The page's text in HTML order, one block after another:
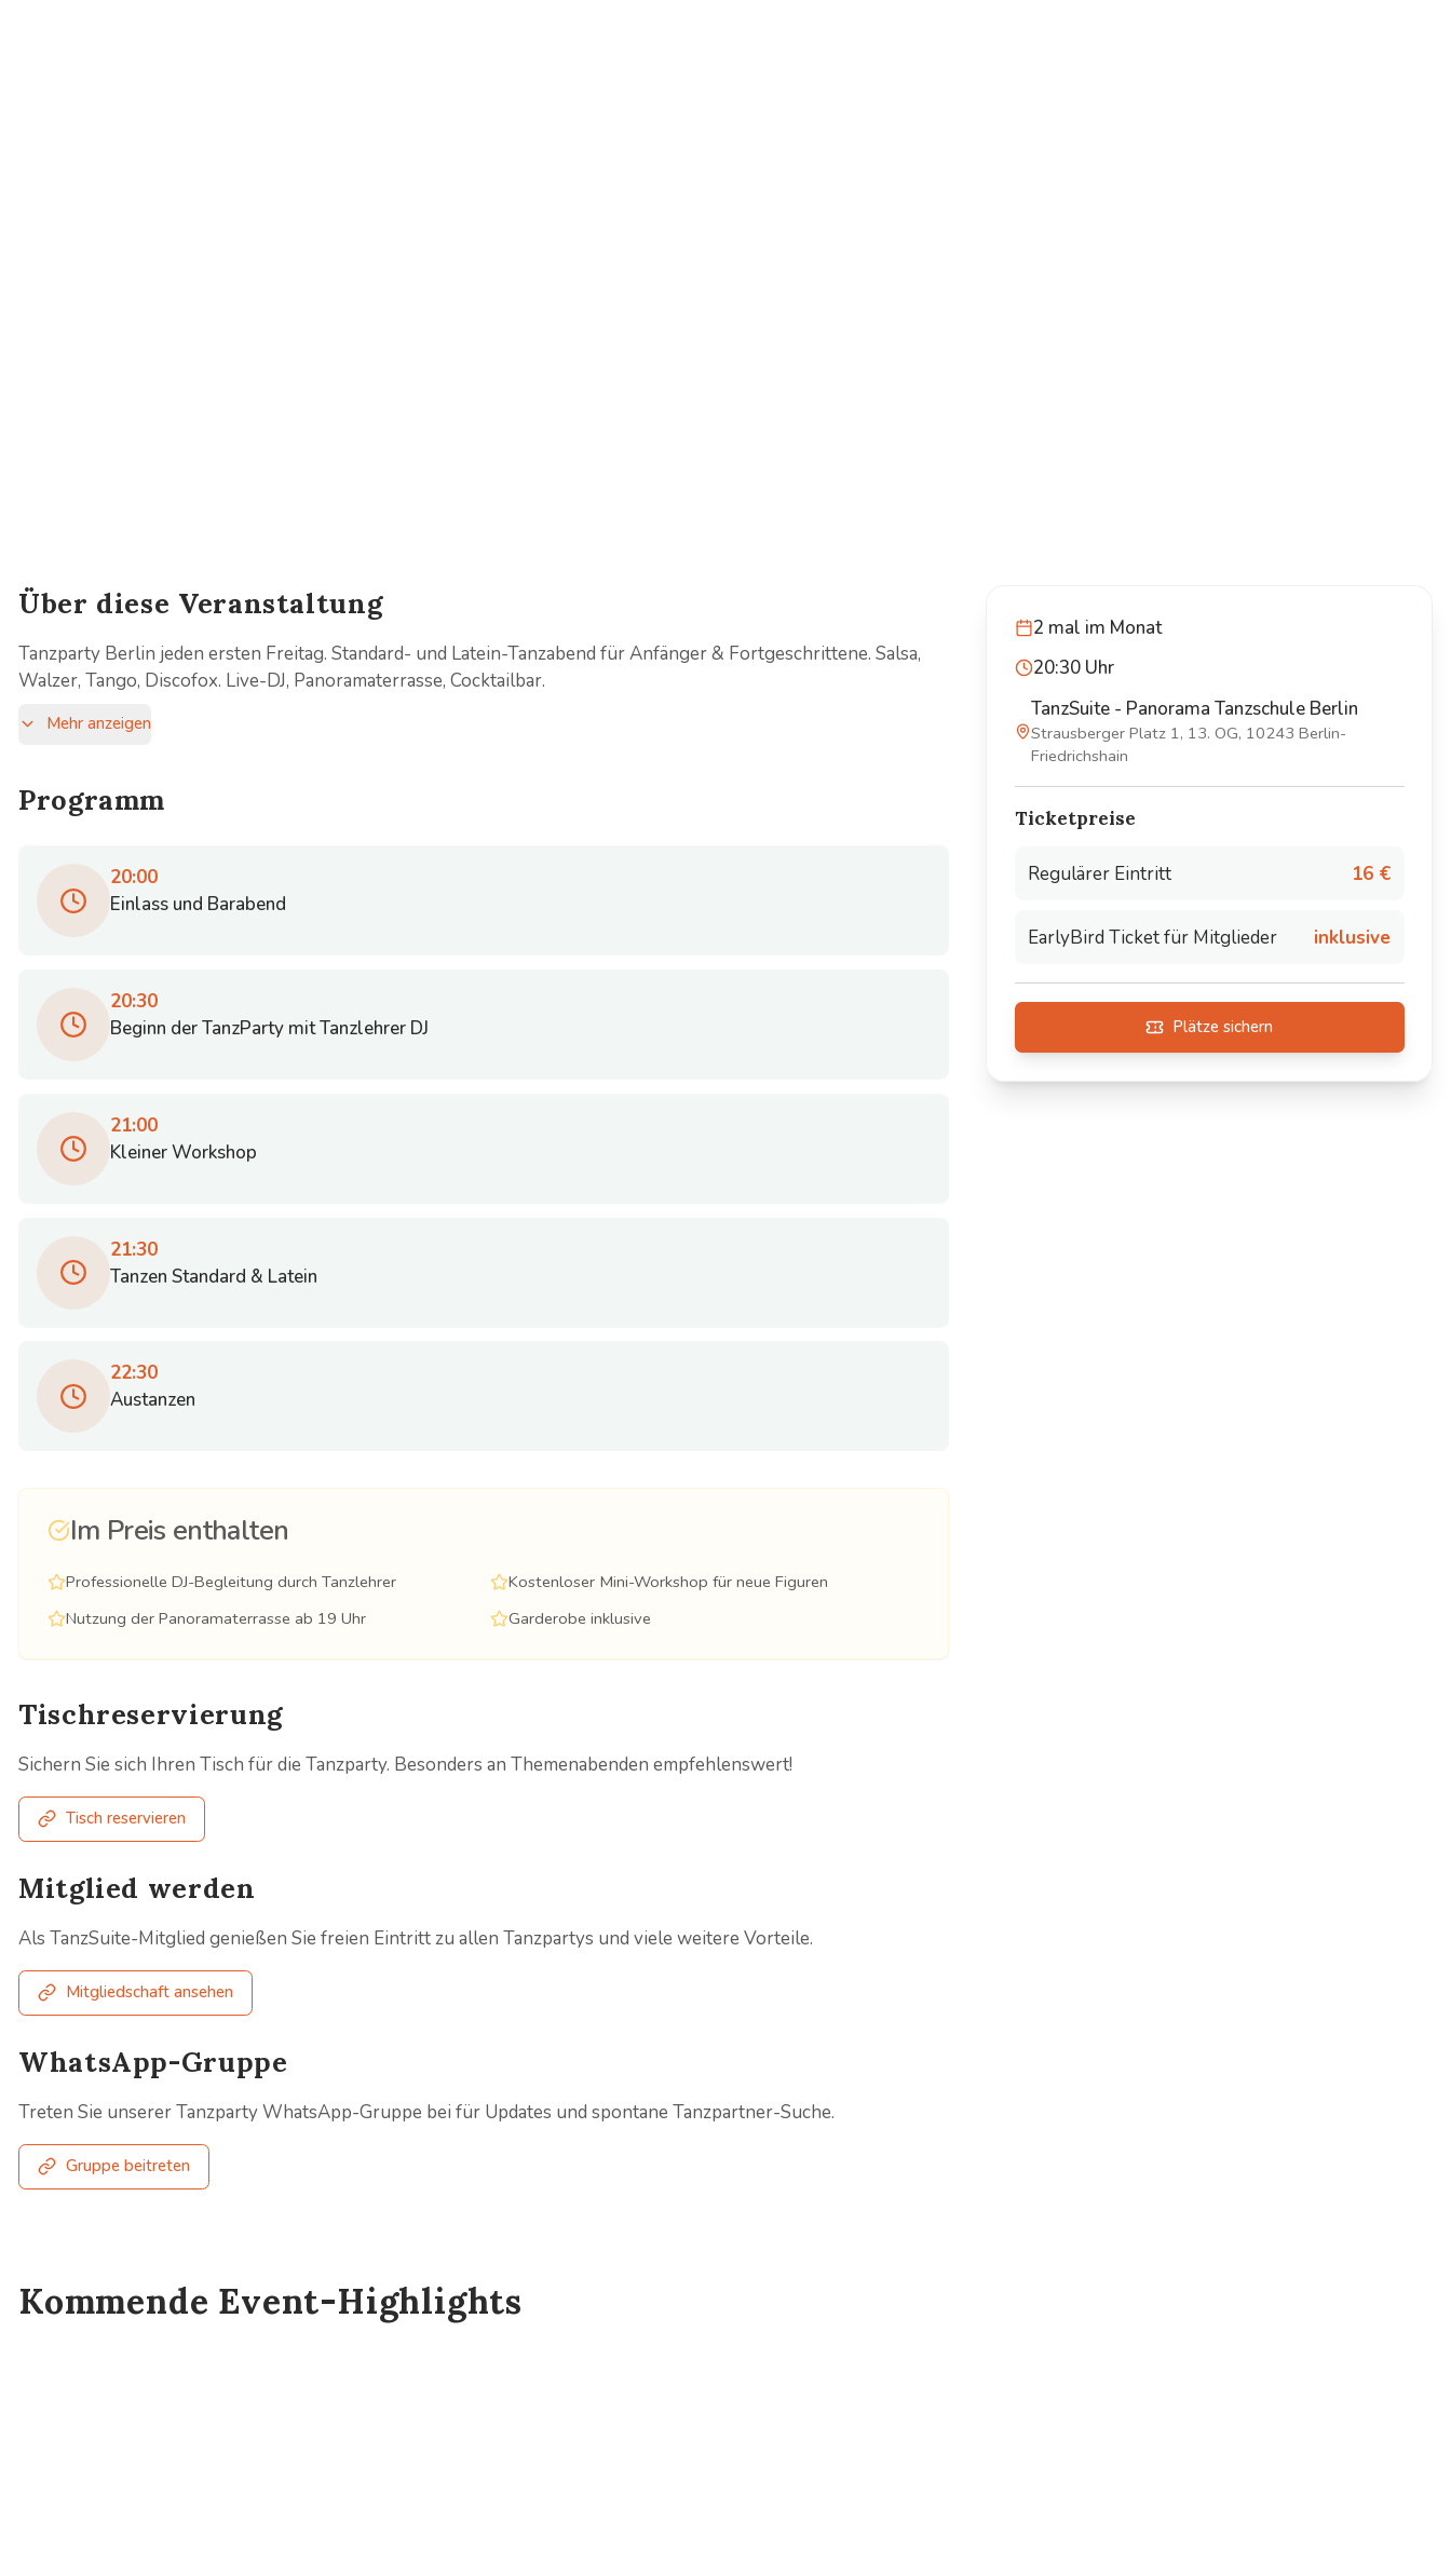
Über diese Veranstaltung
Tanzparty Berlin jeden ersten Freitag. Standard- und Latein-Tanzabend für Anfänger & Fortgeschrittene. Salsa,
Walzer, Tango, Discofox. Live-DJ, Panoramaterrasse, Cocktailbar.
Mehr anzeigen
Programm
20:00
Einlass und Barabend
20:30
Beginn der TanzParty mit Tanzlehrer DJ
21:00
Kleiner Workshop
21:30
Tanzen Standard & Latein
22:30
Austanzen
Im Preis enthalten
Professionelle DJ-Begleitung durch Tanzlehrer
Kostenloser Mini-Workshop für neue Figuren
Nutzung der Panoramaterrasse ab 19 Uhr
Garderobe inklusive
Tischreservierung
Sichern Sie sich Ihren Tisch für die Tanzparty. Besonders an Themenabenden empfehlenswert!
Tisch reservieren
Mitglied werden
Als TanzSuite-Mitglied genießen Sie freien Eintritt zu allen Tanzpartys und viele weitere Vorteile.
Mitgliedschaft ansehen
WhatsApp-Gruppe
Treten Sie unserer Tanzparty WhatsApp-Gruppe bei für Updates und spontane Tanzpartner-Suche.
Gruppe beitreten
2 mal im Monat
20:30Uhr
TanzSuite - Panorama Tanzschule Berlin
Strausberger Platz 1, 13. OG, 10243 Berlin-
Friedrichshain
Ticketpreise
Regulärer Eintritt 16 €
EarlyBird Ticket für Mitglieder inklusive
Plätze sichern
Kommende Event-Highlights